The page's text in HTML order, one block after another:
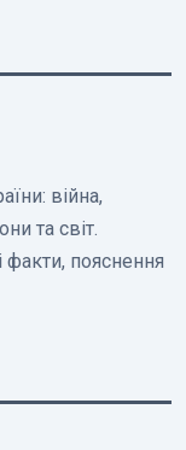
війна,
та світ.
факти, пояснення